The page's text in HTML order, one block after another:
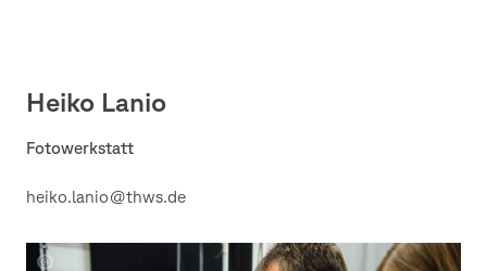
Heiko Lanio
Fotowerkstatt
heiko.lanio@thws.de